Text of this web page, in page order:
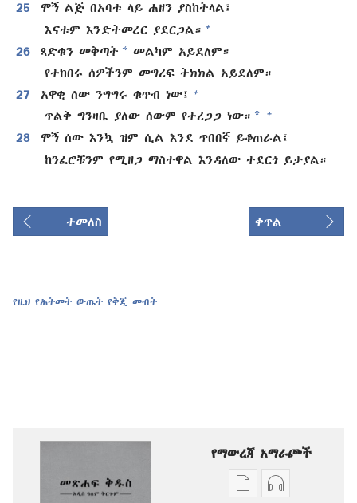
25
ሞኝ ልጅ በአባቱ ላይ ሐዘን ያስከትላል፤
እናቱም እንድትመረር ያደርጋል። +
26 ጻድቁን መቅጣት * መልካም አይደለም።
የተከበሩ ሰዎችንም መግረፍ ትክክል አይደለም።
27
አዋቂ ሰው ንግግሩ ቁጥብ ነው፤ +
ጥልቅ ግንዛቤ ያለው ሰውም የተረጋጋ ነው። * +
28
ሞኝ ሰው እንኳ ዝም ሲል እንደ ጥበበኛ ይቆጠራል፤
ከንፈሮቹንም የሚዘጋ ማስተዋል እንዳለው ተደርጎ ይታያል።
ተመለስ ቀጥል
የዚህ የሕትመት ውጤት የቅጂ መብት
የማውረጃ አማራጮች
የሕትመትኦዲዮዎችን